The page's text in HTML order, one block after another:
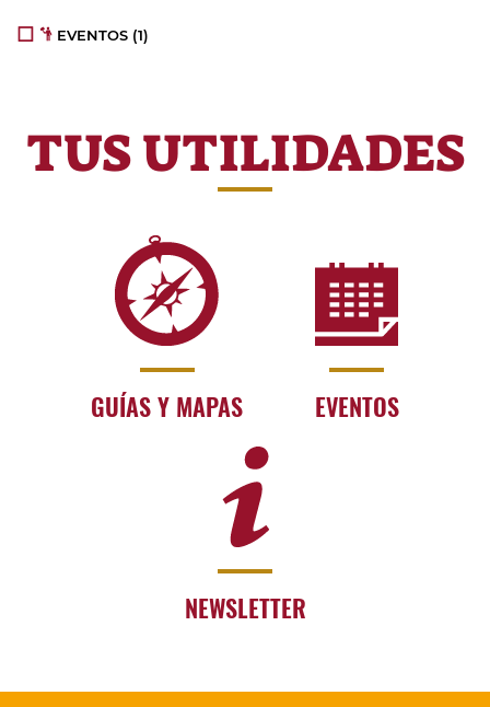
EVENTOS (1)
TUS UTILIDADES
GUÍAS Y MAPAS EVENTOS
NEWSLETTER